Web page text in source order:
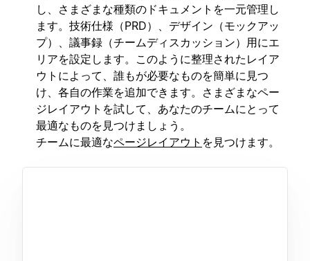
し、さまざまな種類のドキュメントを一元管理し
ます。技術仕様（PRD）、デザイン（モックアッ
プ）、議事録（チームディスカッション）用にエ
リアを設定します。このように整理されたレイア
ウトによって、誰もが必要なものを簡単に見つ
け、各自の作業を追加できます。さまざまなペー
ジレイアウトを試して、あなたのチームにとって
最適なものを見つけましょう。
チームに最適なページレイアウト を見つけます。